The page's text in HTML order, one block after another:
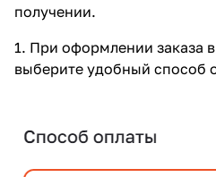
получении.
1. При оформлении заказа
выберите удобный способ